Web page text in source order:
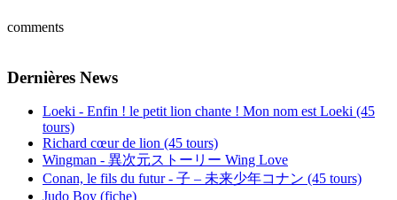
comments
Dernières News
Loeki - Enfin ! le petit lion chante ! Mon nom est Loeki (45
tours)
Richard cœur de lion (45 tours)
Wingman - 異次元ストーリー Wing Love
Conan, le fils du futur - 子 – 未来少年コナン (45 tours)
Judo Boy (fiche)